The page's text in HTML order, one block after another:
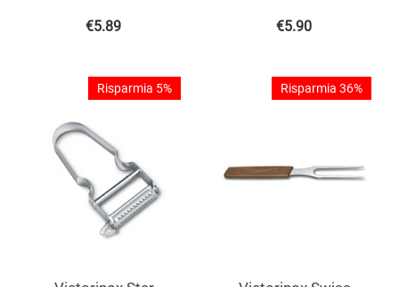
€5.89 €5.90
Risparmia 5% Risparmia 36%